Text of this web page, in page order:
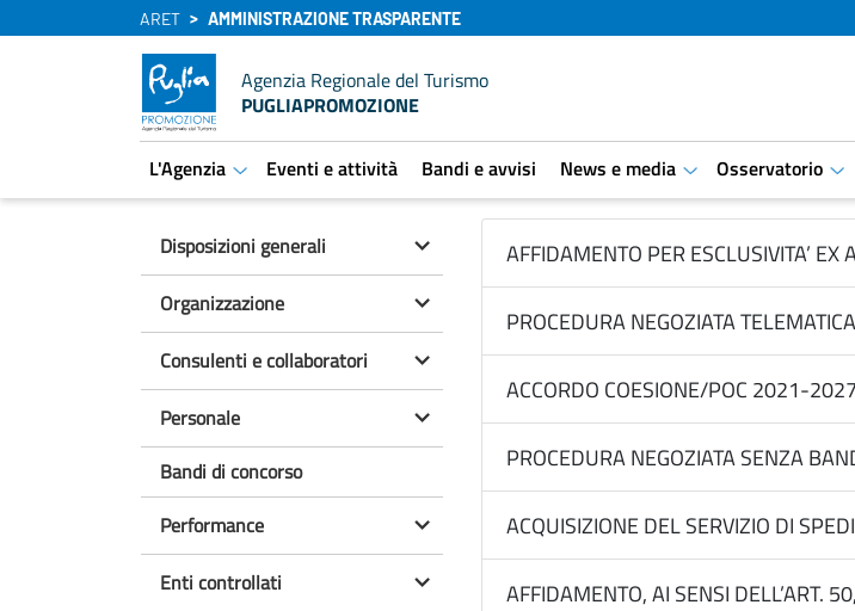
ARET AMMINISTRAZIONE TRASPARENTE
Agenzia Regionale del Turismo
PUGLIAPROMOZIONE
L'Agenzia
aret.open.submenu
Eventi e attività Bandi e avvisi News e media
aret.open.submenu
Osservatorio
Disposizioni generali
Organizzazione
Consulenti e collaboratori
Personale
Bandi di concorso
Performance
Enti controllati
AFFIDAMENTO PER ESCLUSIVITA’
PROCEDURA NEGOZIATA
ACCORDO COESIONE/POC 2021-
PROCEDURA NEGOZIATA SENZA
ACQUISIZIONE DEL SERVIZIO DI
AFFIDAMENTO, AI SENSI DELL’ART.